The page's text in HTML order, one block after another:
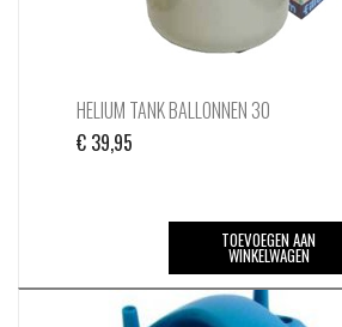
HELIUM TANK BALLONNEN 30
€ 39,95
TOEVOEGEN AAN
WINKELWAGEN